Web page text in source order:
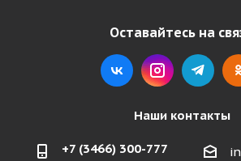
Оставайтесь на
Наши контакты
+7 (3466) 300-777